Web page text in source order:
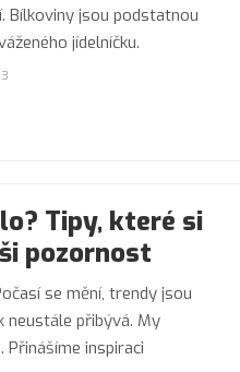
Bílkoviny jsou podstatnou
jídelníčku.
Tipy, které si
pozornost
se mění, trendy jsou
neustále přibývá. My
inspiraci